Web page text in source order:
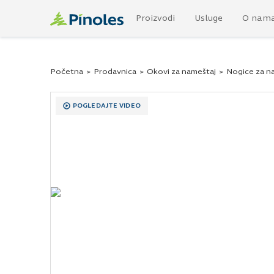
Proizvodi Usluge O
Početna > Prodavnica > Okovi za nameštaj > Nogice za
POGLEDAJTE VIDEO